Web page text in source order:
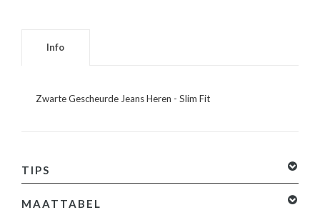
Info
Zwarte Gescheurde Jeans Heren - Slim Fit
TIPS
MAATTABEL